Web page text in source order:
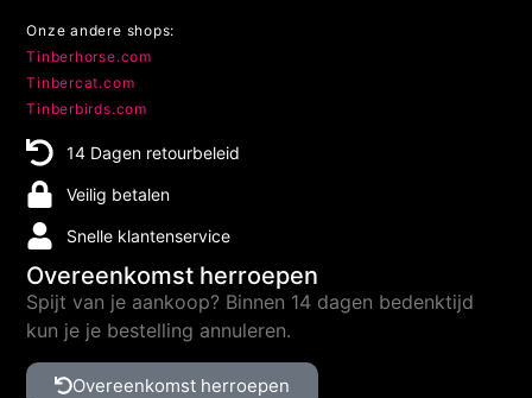
Onze andere shops:
Tinberhorse.com
Tinbercat.com
Tinberbirds.com
14 Dagen retourbeleid
Veilig betalen
Snelle klantenservice
Overeenkomst herroepen
Spijt van je aankoop? Binnen 14 dagen bedenktijd
kun je je bestelling annuleren.
Overeenkomst herroepen